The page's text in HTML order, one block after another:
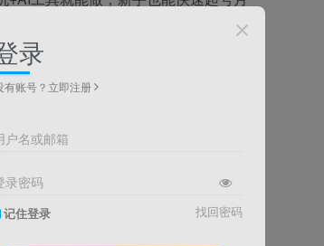
录
有账号？立即注册
户名或邮箱
录密码
记住登录 找回密码